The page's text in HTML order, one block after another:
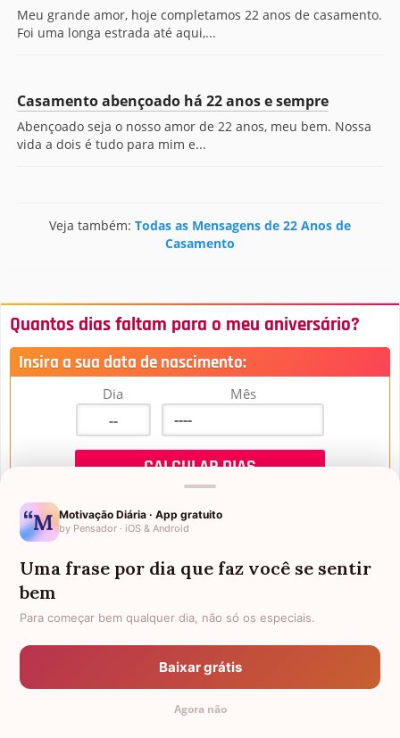
Meu grande amor, hoje completamos 22 anos de casamento.
Foi uma longa estrada até aqui,...
Casamento abençoado há 22 anos e sempre
Abençoado seja o nosso amor de 22 anos, meu bem. Nossa
vida a dois é tudo para mim e...
Veja também: Todas as Mensagens de 22 Anos de
Casamento
Quantos dias faltam para o meu aniversário?
Insira a sua data de nascimento:
Dia Mês
Mensagens de Aniversário
FALTAM 3 DIAS PARA O MEU
ANIVERSÁRIO
Motivação Diária · App gratuito
by Pensador · iOS & Android
Uma frase por dia que faz você se sentir
bem
Para começar bem qualquer dia, não só os especiais.
Baixar grátis
Agora não